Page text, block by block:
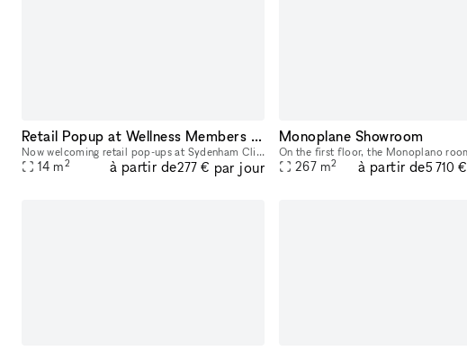
Retail Popup at Wellness Members Club
Now welcoming retail pop-ups at Sydenham Clinic in Beverly Hills! Showcase your brand in our prime, street-level space with high visibility on Bedford Drive and Wilshire Blvd. Enjoy flexible 3, 6, or
14 m2 à partir de277 € par jour
Monoplane Showroom
267 m2 à partir de5 710 €